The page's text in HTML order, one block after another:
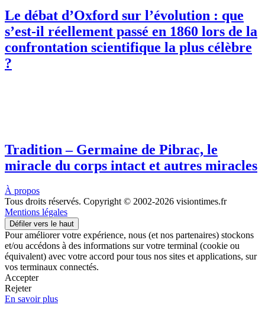
Le débat d’Oxford sur l’évolution : que
s’est-il réellement passé en 1860 lors de la
confrontation scientifique la plus célèbre
?
Tradition – Germaine de Pibrac, le
miracle du corps intact et autres miracles
À propos
Tous droits réservés. Copyright © 2002-2026 visiontimes.fr
Mentions légales
Défiler vers le haut
Pour améliorer votre expérience, nous (et nos partenaires) stockons
et/ou accédons à des informations sur votre terminal (cookie ou
équivalent) avec votre accord pour tous nos sites et applications, sur
vos terminaux connectés.
Accepter
Rejeter
En savoir plus